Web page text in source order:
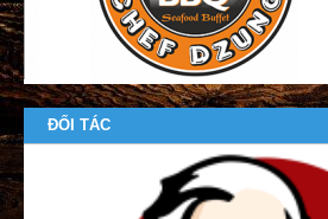
ĐỐI TÁC